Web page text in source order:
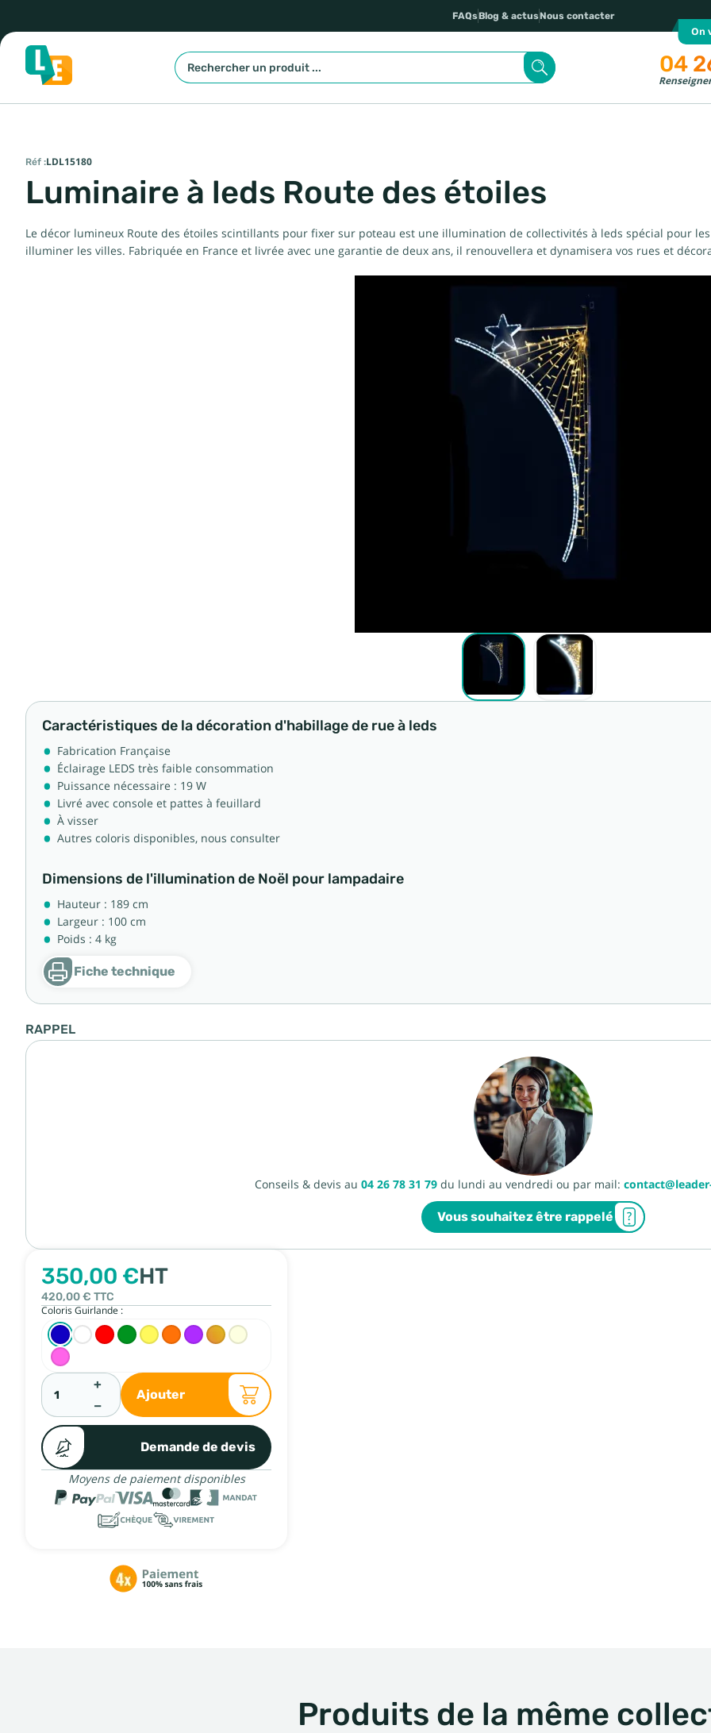
FAQsBlog & actusNous contacter
On
04
350,00 €HT
420,00 € TTC
Coloris Guirlande :
+
−
Ajouter
Demande de devis
Moyens de paiement disponibles
Réf :LDL15180
Luminaire à leds Route des étoiles
Le décor lumineux Route des étoiles scintillants pour fixer sur poteau est une illumination de collectivités à leds spécial pour
illuminer les villes. Fabriquée en France et livrée avec une garantie de deux ans, il renouvellera et dynamisera vos rues et
Caractéristiques de la décoration d'habillage de rue à leds
Fabrication Française
Éclairage LEDS très faible consommation
Puissance nécessaire : 19 W
Livré avec console et pattes à feuillard
À visser
Autres coloris disponibles, nous consulter
Dimensions de l'illumination de Noël pour lampadaire
Hauteur : 189 cm
Largeur : 100 cm
Poids : 4 kg
Fiche technique
RAPPEL
Conseils & devis au 04 26 78 31 79du lundi au vendredi ou par mail:
Vous souhaitez être rappelé
Produits de la même